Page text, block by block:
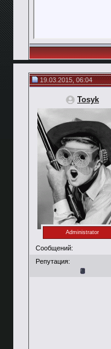
19.03.2015, 06:04
Tosyk
Administrator
Сообщений:
Репутация: